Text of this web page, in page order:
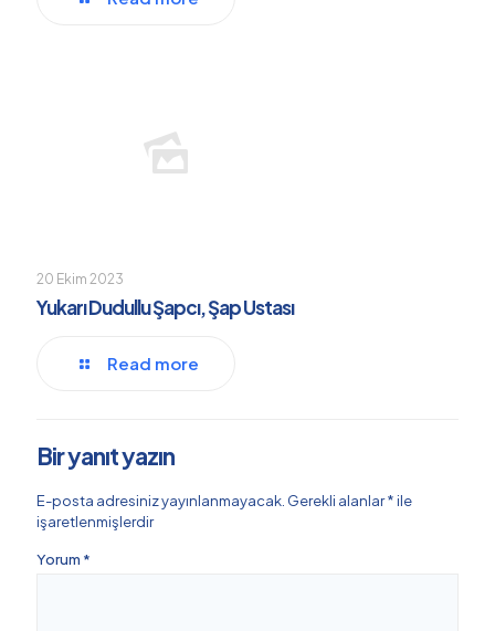
20 Ekim 2023
Yukarı Dudullu Şapcı, Şap Ustası
Read more
Bir yanıt yazın
E-posta adresiniz yayınlanmayacak. Gerekli alanlar*ile
işaretlenmişlerdir
Yorum *